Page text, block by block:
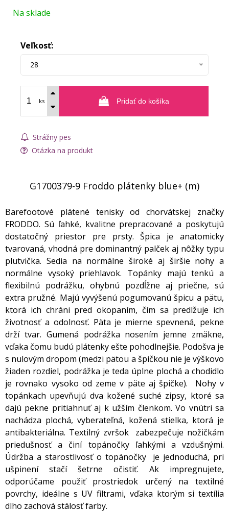
Na sklade
Veľkosť:
28
ks Pridať do košíka
Strážny pes
Otázka na produkt
G1700379-9 Froddo plátenky blue+ (m)
Barefootové plátené tenisky od chorvátskej značky
FRODDO. Sú ľahké, kvalitne prepracované a poskytujú
dostatočný priestor pre prsty. Špica je anatomicky
tvarovaná, vhodná pre dominantný palček aj nôžky typu
plutvička. Sedia na normálne široké aj širšie nohy a
normálne vysoký priehlavok. Topánky majú tenkú a
flexibilnú podrážku, ohybnú pozdĺžne aj priečne, sú
extra pružné. Majú vyvýšenú pogumovanú špicu a pätu,
ktorá ich chráni pred okopaním, čím sa predlžuje ich
životnosť a odolnosť. Päta je mierne spevnená, pekne
drží tvar. Gumená podrážka nosením jemne zmäkne,
vďaka čomu budú plátenky ešte pohodlnejšie. Podošva je
s nulovým dropom (medzi pätou a špičkou nie je výškovo
žiaden rozdiel, podrážka je teda úplne plochá a chodidlo
je rovnako vysoko od zeme v päte aj špičke). Nohy v
topánkach upevňujú dva kožené suché zipsy, ktoré sa
dajú pekne pritiahnuť aj k užším členkom. Vo vnútri sa
nachádza plochá, vyberateľná, kožená stielka, ktorá je
antibakteriálna. Textilný zvršok zabezpečuje nožičkám
priedušnosť a činí topánočky ľahkými a vzdušnými.
Údržba a starostlivosť o topánočky je jednoduchá, pri
ušpinení stačí šetrne očistiť. Ak impregnujete,
odporúčame použiť prostriedok určený na textilné
povrchy, ideálne s UV filtrami, vďaka ktorým si textília
dlho zachová stálosť farby.